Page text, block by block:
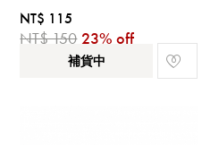
NT$ 115
NT$ 150 23% off
補貨中